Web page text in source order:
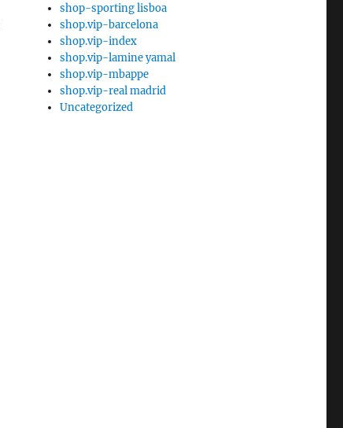
shop-sporting lisboa
shop.vip-barcelona
shop.vip-index
shop.vip-lamine yamal
shop.vip-mbappe
shop.vip-real madrid
Uncategorized